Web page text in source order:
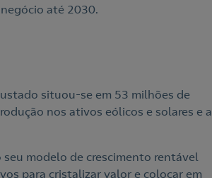
até 2030.
situou-se em 53 milhões de
nos ativos eólicos e solares e a
modelo de crescimento rentável
para cristalizar valor e colocar em